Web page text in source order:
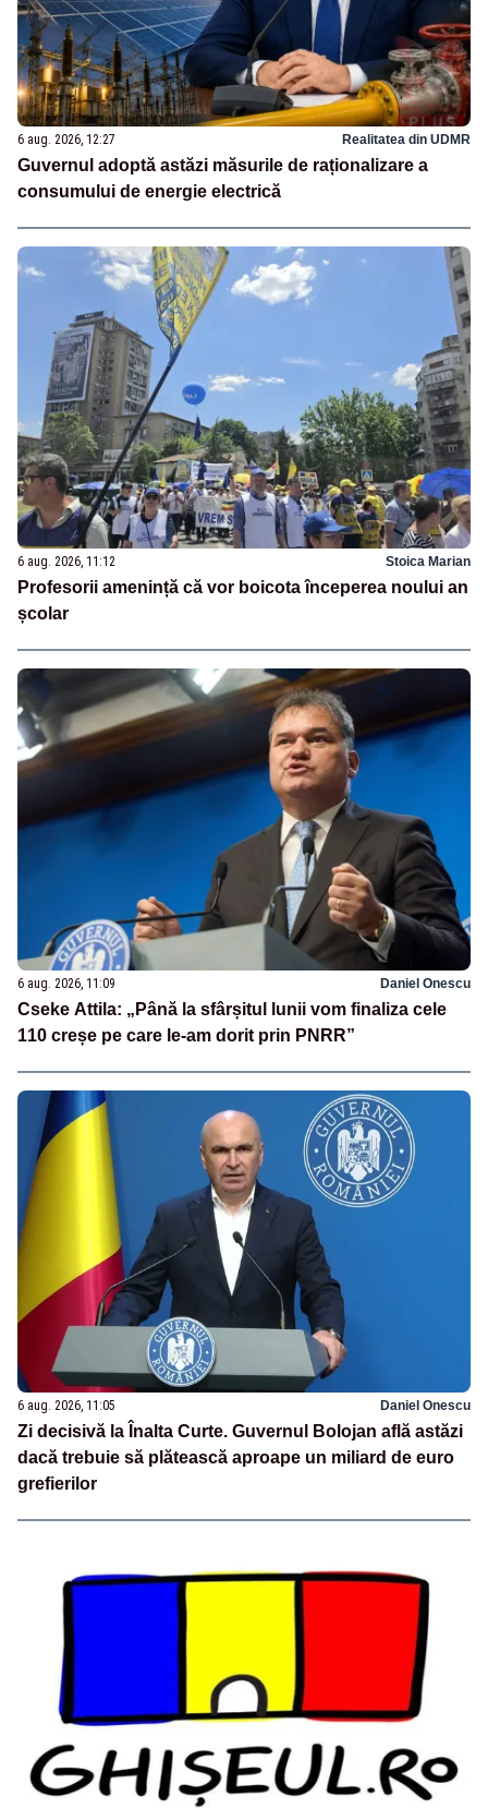
6 aug. 2026, 12:27 Realitatea din UDMR
Guvernul adoptă astăzi măsurile de raționalizare a
consumului de energie electrică
6 aug. 2026, 11:12 Stoica Marian
Profesorii amenință că vor boicota începerea noului an
școlar
6 aug. 2026, 11:09 Daniel Onescu
Cseke Attila: „Până la sfârșitul lunii vom finaliza cele
110 creșe pe care le-am dorit prin PNRR”
6 aug. 2026, 11:05 Daniel Onescu
Zi decisivă la Înalta Curte. Guvernul Bolojan află astăzi
dacă trebuie să plătească aproape un miliard de euro
grefierilor